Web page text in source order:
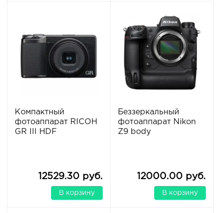
Компактный
фотоаппарат RICOH
GR III HDF
12529.30 руб.
В корзину
Беззеркальный
фотоаппарат Nikon
Z9 body
12000.00 руб.
В корзину